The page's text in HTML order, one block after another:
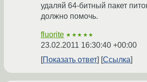
удаляй 64-битный пакет
должно помочь.
fluorite ★★★★★
23.02.2011 16:30:40 +00:00
Показать ответ
Ссылка